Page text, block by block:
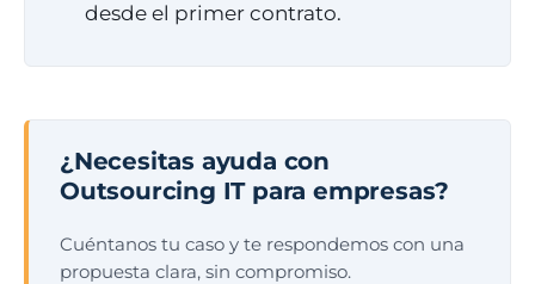
desde el primer contrato.
¿Necesitas ayuda con
Outsourcing IT para empresas?
Cuéntanos tu caso y te respondemos con una
propuesta clara, sin compromiso.